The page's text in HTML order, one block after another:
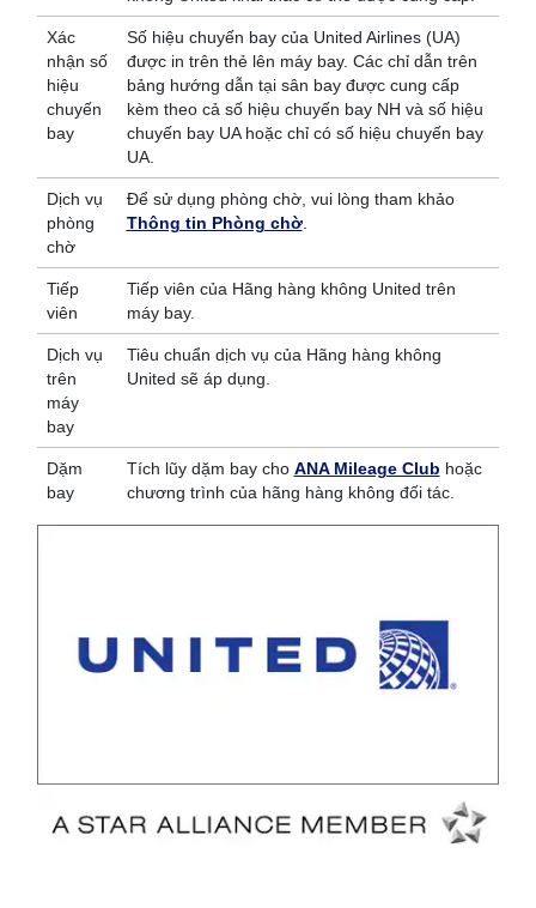
Xác
nhận số
hiệu
chuyến
bay
Số hiệu chuyến bay của United Airlines (UA)
được in trên thẻ lên máy bay. Các chỉ dẫn trên
bảng hướng dẫn tại sân bay được cung cấp
kèm theo cả số hiệu chuyến bay NH và số hiệu
chuyến bay UA hoặc chỉ có số hiệu chuyến bay
UA.
Dịch vụ
phòng
chờ
Để sử dụng phòng chờ, vui lòng tham khảo
Thông tin Phòng chờ.
Tiếp
viên
Tiếp viên của Hãng hàng không United trên
máy bay.
Dịch vụ
trên
máy
bay
Tiêu chuẩn dịch vụ của Hãng hàng không
United sẽ áp dụng.
Dặm
bay
Tích lũy dặm bay cho ANA Mileage Club hoặc
chương trình của hãng hàng không đối tác.